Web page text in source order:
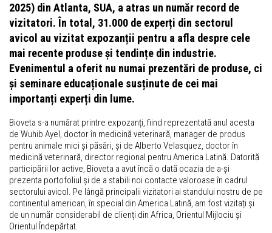
2025) din Atlanta, SUA, a atras un număr record de
vizitatori. În total, 31.000 de experți din sectorul
avicol au vizitat expozanții pentru a afla despre cele
mai recente produse și tendințe din industrie.
Evenimentul a oferit nu numai prezentări de produse, ci
și seminare educaționale susținute de cei mai
importanți experți din lume.
Bioveta s-a numărat printre expozanți, fiind reprezentată anul acesta
de Wuhib Ayel, doctor în medicină veterinară, manager de produs
pentru animale mici și păsări, și de Alberto Velasquez, doctor în
medicină veterinară, director regional pentru America Latină. Datorită
participării lor active, Bioveta a avut încă o dată ocazia de a-și
prezenta portofoliul și de a stabili noi contacte valoroase în cadrul
sectorului avicol. Pe lângă principalii vizitatori ai standului nostru de pe
continentul american, în special din America Latină, am fost vizitați și
de un număr considerabil de clienți din Africa, Orientul Mijlociu și
Orientul Îndepărtat.